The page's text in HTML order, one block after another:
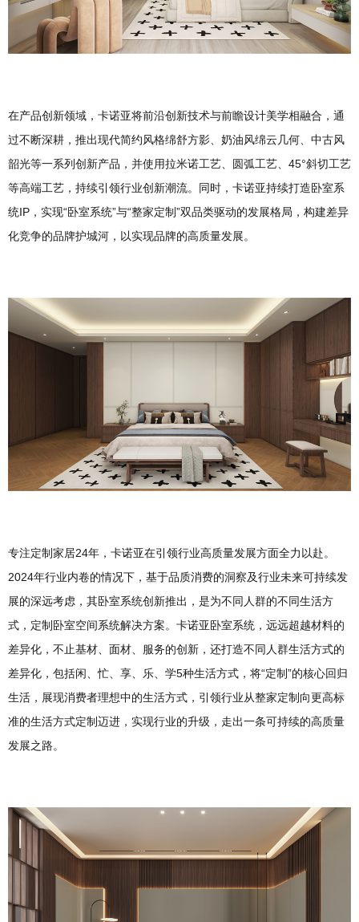
在产品创新领域，卡诺亚将前沿创新技术与前瞻设计美学相融合，通
过不断深耕，推出现代简约风格绵舒方影、奶油风绵云几何、中古风
韶光等一系列创新产品，并使用拉米诺工艺、圆弧工艺、45°斜切工艺
等高端工艺，持续引领行业创新潮流。同时，卡诺亚持续打造卧室系
统IP，实现“卧室系统”与“整家定制”双品类驱动的发展格局，构建差异
化竞争的品牌护城河，以实现品牌的高质量发展。
专注定制家居24年，卡诺亚在引领行业高质量发展方面全力以赴。
2024年行业内卷的情况下，基于品质消费的洞察及行业未来可持续发
展的深远考虑，其卧室系统创新推出，是为不同人群的不同生活方
式，定制卧室空间系统解决方案。卡诺亚卧室系统，远远超越材料的
差异化，不止基材、面材、服务的创新，还打造不同人群生活方式的
差异化，包括闲、忙、享、乐、学5种生活方式，将“定制”的核心回归
生活，展现消费者理想中的生活方式，引领行业从整家定制向更高标
准的生活方式定制迈进，实现行业的升级，走出一条可持续的高质量
发展之路。